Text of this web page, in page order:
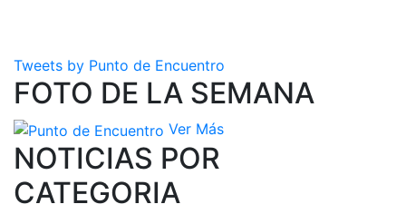
Tweets by Punto de Encuentro
FOTO DE LA SEMANA
Ver Más
NOTICIAS POR
CATEGORIA